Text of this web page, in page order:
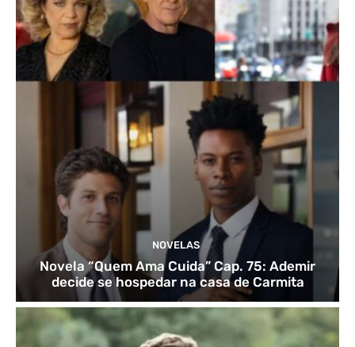
NOVELAS
Novela “Quem Ama Cuida” Cap. 75: Ademir
decide se hospedar na casa de Carmita